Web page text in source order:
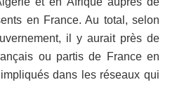
en France. Au total, selon
il y aurait près de
ou partis de France en
dans les réseaux qui